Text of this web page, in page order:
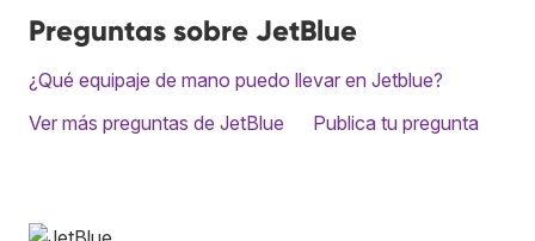
Preguntas sobre JetBlue
¿Qué equipaje de mano puedo llevar en Jetblue?
Ver más preguntas de JetBlue
Publica tu pregunta